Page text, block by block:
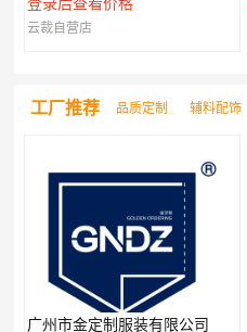
登录后查看价格
云裁自营店
工厂推荐 品质定制 辅料配饰
广州市金定制服装有限公司